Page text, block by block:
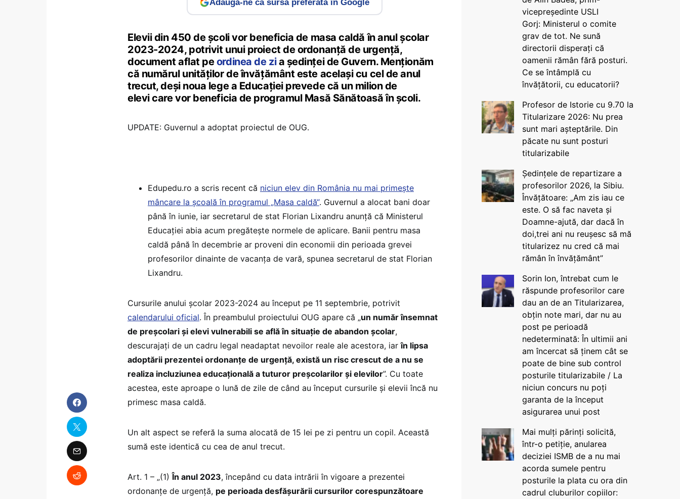
Adaugă-ne ca sursă preferată în Google
Elevii din 450 de școli vor beneficia de masa caldă în anul școlar
2023-2024, potrivit unui proiect de ordonanță de urgență,
document aflat peordinea de zia ședinței de Guvern. Menționăm
că numărul unităților de învățământ este același cu cel de anul
trecut, deși noua lege a Educației prevede că un milion de
elevi care vor beneficia de programul Masă Sănătoasă în școli.
UPDATE: Guvernul a adoptat proiectul de OUG.
Edupedu.ro a scris recent că niciun elev din România nu mai primește
mâncare la școală în programul „Masa caldă“. Guvernul a alocat bani doar
până în iunie, iar secretarul de stat Florian Lixandru anunță că Ministerul
Educației abia acum pregătește normele de aplicare. Banii pentru masa
caldă până în decembrie ar proveni din economii din perioada grevei
profesorilor dinainte de vacanța de vară, spunea secretarul de stat Florian
Lixandru.
Cursurile anului școlar 2023-2024 au început pe 11 septembrie, potrivit
calendarului oficial. În preambulul proiectului OUG apare că „un număr însemnat
de preșcolari și elevi vulnerabili se află în situație de abandon școlar,
descurajați de un cadru legal neadaptat nevoilor reale ale acestora, iarîn lipsa
adoptării prezentei ordonanțe de urgență, există un risc crescut de a nu se
realiza incluziunea educațională a tuturor preșcolarilor și elevilor”. Cu toate
acestea, este aproape o lună de zile de când au început cursurile și elevii încă nu
primesc masa caldă.
Un alt aspect se referă la suma alocată de 15 lei pe zi pentru un copil. Această
sumă este identică cu cea de anul trecut.
Art. 1 – „(1)În anul 2023, începând cu data intrării în vigoare a prezentei
ordonanțe de urgență, pe perioada desfășurării cursurilor corespunzătoare
vicepreședinte USLI
Gorj: Ministerul o comite
grav de tot. Ne sună
directorii disperați că
oamenii rămân fără posturi.
Ce se întâmplă cu
învățătorii, cu educatorii?
Profesor de Istorie cu 9.70 la
Titularizare 2026: Nu prea
sunt mari așteptările. Din
păcate nu sunt posturi
titularizabile
Ședințele de repartizare a
profesorilor 2026, la Sibiu.
Învățătoare: „Am zis iau ce
este. O să fac naveta și
Doamne-ajută, dar dacă în
doi,trei ani nu reușesc să mă
titularizez nu cred că mai
rămân în învățământ”
Sorin Ion, întrebat cum le
răspunde profesorilor care
dau an de an Titularizarea,
obțin note mari, dar nu au
post pe perioadă
nedeterminată: În ultimii ani
am încercat să ținem cât se
poate de bine sub control
posturile titularizabile / La
niciun concurs nu poți
garanta de la început
asigurarea unui post
Mai mulți părinți solicită,
într-o petiție, anularea
deciziei ISMB de a nu mai
acorda sumele pentru
posturile la plata cu ora din
cadrul cluburilor copiilor: